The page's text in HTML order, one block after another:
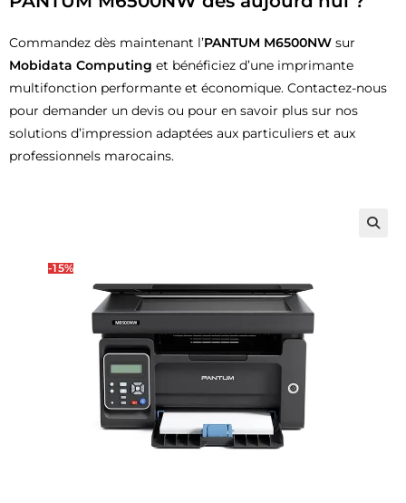
Commandez dès maintenant l’PANTUM M6500NW sur
Mobidata Computing et bénéficiez d’une imprimante
multifonction performante et économique. Contactez-nous
pour demander un devis ou pour en savoir plus sur nos
solutions d’impression adaptées aux particuliers et aux
professionnels marocains.
-15%